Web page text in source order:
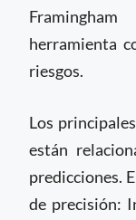
herramienta
riesgos.
Los
están
predicciones.
de precisión: